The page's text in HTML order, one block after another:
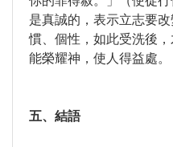
是真誠的，表示立志要
慣、個性，如此受洗後
能榮耀神，使人得益處。
五、結語